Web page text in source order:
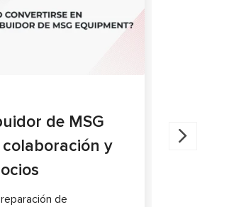
de MSG
y
de